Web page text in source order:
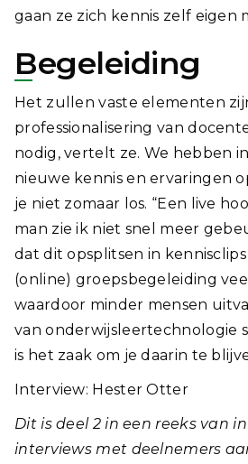
gaan ze zich kennis zelf eigen
Begeleiding
Het zullen vaste elementen
professionalisering van
nodig, vertelt ze. We hebben
nieuwe kennis en ervaringen
je niet zomaar los. “Een live
man zie ik niet snel meer
dat dit opsplitsen in
(online) groepsbegeleiding
waardoor minder mensen
van onderwijsleertechnologie
is het zaak om je daarin te
Interview: Hester Otter
Dit is deel 2 in een reeks van
interviews met deelnemers